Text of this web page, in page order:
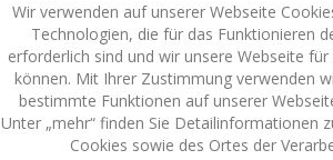
Text Stempel
Textstempel gibt es in allen
Modellen. Je nach Einsatzgebiet
unterwegs) eignen sich
Wir verwenden auf unserer Webseite
Technologien, die für das Funktionieren
erforderlich sind und wir unsere Webseite für
können. Mit Ihrer Zustimmung verwenden
bestimmte Funktionen auf unserer
Unter „mehr“ finden Sie Detailinformationen
Cookies sowie des Ortes der